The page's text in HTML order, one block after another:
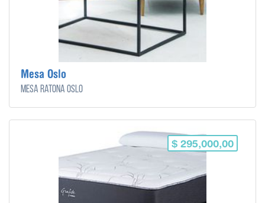
Mesa Oslo
Mesa ratona Oslo
$ 295,000,00